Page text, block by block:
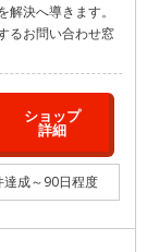
決へ導きます。
るお問い合わせ窓
ショップ
詳細
成～90日程度